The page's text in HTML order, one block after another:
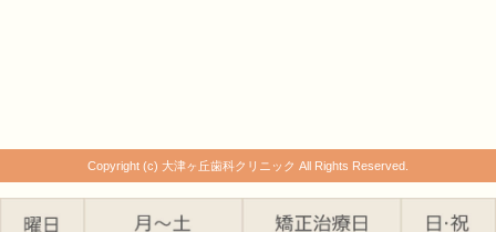
Copyright (c) 大津ヶ丘歯科クリニック All Rights Reserved.